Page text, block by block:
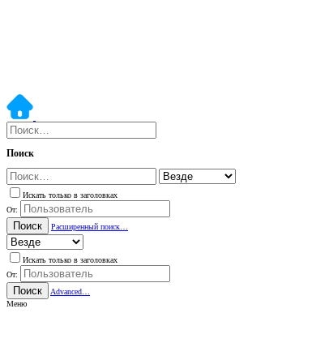
Поиск
Искать только в заголовках
От:
Поиск Расширенный поиск…
Искать только в заголовках
От:
Поиск
Advanced…
Меню